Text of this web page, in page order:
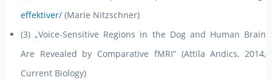
effektiver/ (Marie Nitzschner)
(3) „Voice-Sensitive Regions in the Dog and Human Brain
Are Revealed by Comparative fMRI“ (Attila Andics, 2014,
Current Biology)